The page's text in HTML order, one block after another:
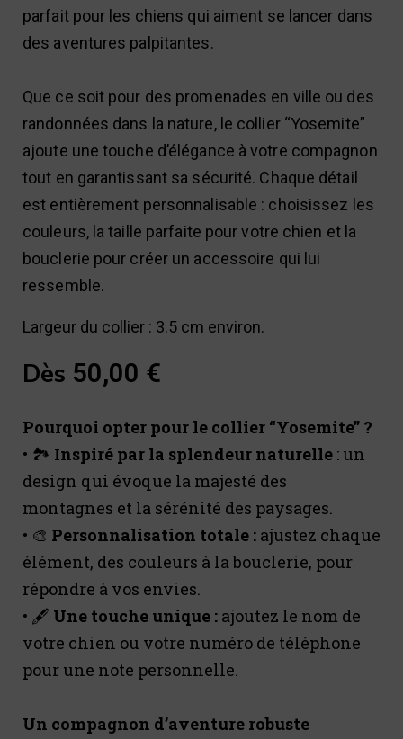
parfait pour les chiens qui aiment se lancer dans
des aventures palpitantes.
Que ce soit pour des promenades en ville ou des
randonnées dans la nature, le collier “Yosemite”
ajoute une touche d’élégance à votre compagnon
tout en garantissant sa sécurité. Chaque détail
est entièrement personnalisable : choisissez les
couleurs, la taille parfaite pour votre chien et la
bouclerie pour créer un accessoire qui lui
ressemble.
Largeur du collier : 3.5 cm environ.
Dès 50,00 €
Pourquoi opter pour le collier “Yosemite” ?
• 🏞️ Inspiré par la splendeur naturelle : un
design qui évoque la majesté des
montagnes et la sérénité des paysages.
• 🎨 Personnalisation totale : ajustez chaque
élément, des couleurs à la bouclerie, pour
répondre à vos envies.
• 🖋️ Une touche unique : ajoutez le nom de
votre chien ou votre numéro de téléphone
pour une note personnelle.
Un compagnon d’aventure robuste